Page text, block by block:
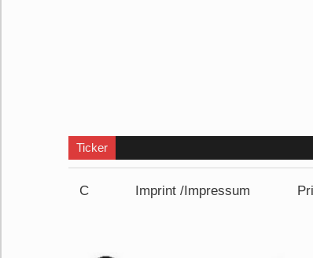
Ticker
C Imprint /Impressum